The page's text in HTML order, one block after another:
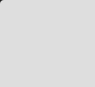
25% Rabatt auf "E-